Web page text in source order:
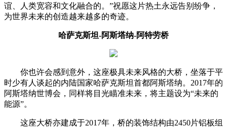
谊、人类宽容和文化融合的。”祝愿这片热土永远告别纷争，
为世界未来的创造越来越多的奇迹。
哈萨克斯坦-阿斯塔纳-阿特劳桥
你也许会感到意外，这座极具未来风格的大桥，坐落于平
时少有人谈起的内陆国家哈萨克斯坦首都阿斯塔纳。2017年的
阿斯塔纳世博会，同样将目光瞄准未来，将主题设为“未来的
能源”。
这座大桥亦建成于2017年，桥的装饰结构由2450片铝板组